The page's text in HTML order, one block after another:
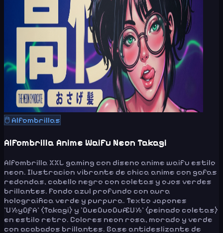
🖱️ Alfombrillas
Alfombrilla Anime Waifu Neon Takagi
Alfombrilla XXL gaming con diseno anime waifu estilo
neon. Ilustracion vibrante de chica anime con gafas
redondas, cabello negro con coletas y ojos verdes
brillantes. Fondo azul profundo con aura
holograifica verde y purpura. Texto japones
'U½yOƒA' (Takagi) y 'OueOuoOuÆU½' (peinado coletas)
en estilo retro. Colores neon rosa, morado y verde
con acabados brillantes. Base antideslizante de